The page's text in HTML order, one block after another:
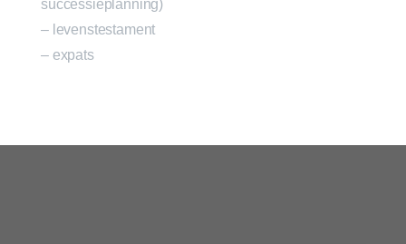
successieplanning)
– levenstestament
– expats